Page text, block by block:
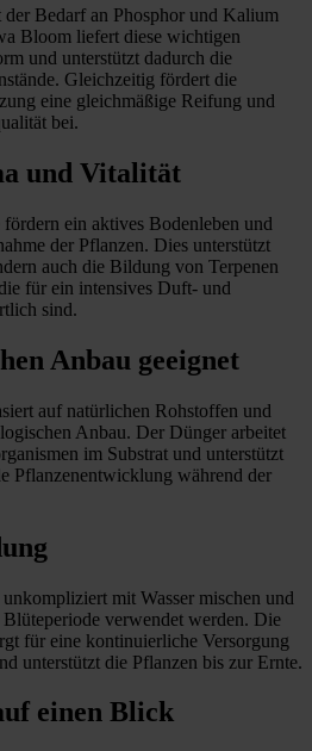
Bedarf an Phosphor und Kalium
Bloom liefert diese wichtigen
und unterstützt dadurch die
Gleichzeitig fördert die
eine gleichmäßige Reifung und
bei.
und Vitalität
ein aktives Bodenleben und
der Pflanzen. Dies unterstützt
auch die Bildung von Terpenen
für ein intensives Duft- und
sind.
Anbau geeignet
auf natürlichen Rohstoffen und
Anbau. Der Dünger arbeitet
im Substrat und unterstützt
Pflanzenentwicklung während der
mit Wasser mischen und
Blüteperiode verwendet werden. Die
für eine kontinuierliche Versorgung
unterstützt die Pflanzen bis zur Ernte.
einen Blick